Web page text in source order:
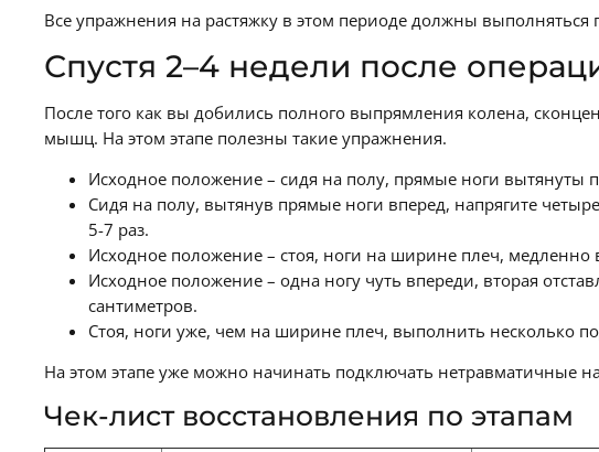
Все упражнения на растяжку в этом периоде должны
Спустя 2–4 недели после
После того как вы добились полного выпрямления колена,
мышц. На этом этапе полезны такие упражнения.
Исходное положение – сидя на полу, прямые ноги вытянуты
Сидя на полу, вытянув прямые ноги вперед, напрягите
5-7 раз.
Исходное положение – стоя, ноги на ширине плеч,
Исходное положение – одна ногу чуть впереди, вторая
сантиметров.
Стоя, ноги уже, чем на ширине плеч, выполнить несколько
На этом этапе уже можно начинать подключать нетравматичные
Чек-лист восстановления по этапам